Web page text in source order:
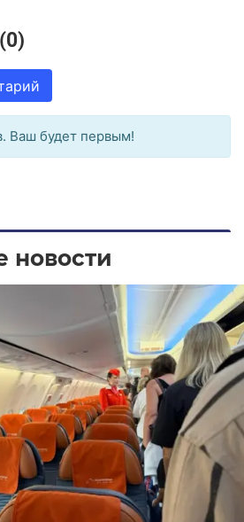
Ваш будет первым!
новости